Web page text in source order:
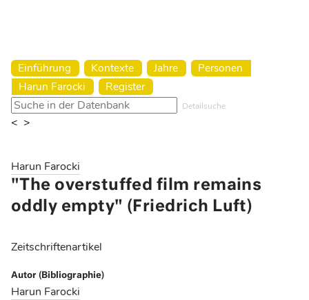
Einführung Kontexte Jahre
Personen
Harun Farocki
Register
Detailsuche
< >
Harun Farocki
"The overstuffed film remains
oddly empty" (Friedrich Luft)
Zeitschriftenartikel
Autor (Bibliographie)
Harun Farocki